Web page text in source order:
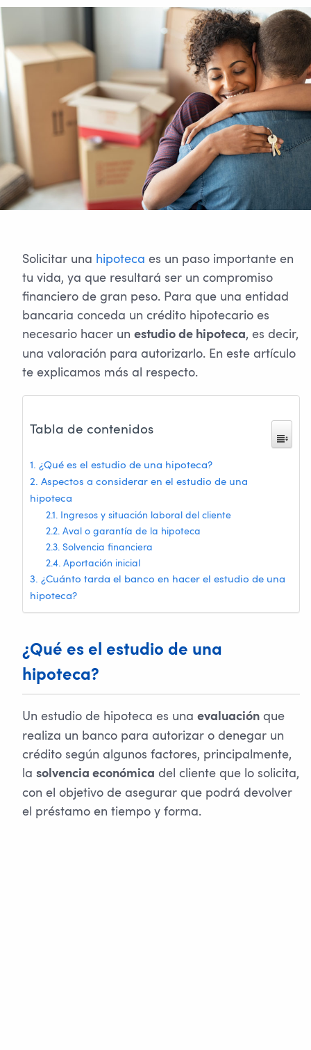
Solicitar una hipoteca es un paso importante en
tu vida, ya que resultará ser un compromiso
financiero de gran peso. Para que una entidad
bancaria conceda un crédito hipotecario es
necesario hacer un estudio de hipoteca, es decir,
una valoración para autorizarlo. En este artículo
te explicamos más al respecto.
Tabla de contenidos
¿Qué es el estudio de una hipoteca?
Aspectos a considerar en el estudio de una
hipoteca
Ingresos y situación laboral del cliente
Aval o garantía de la hipoteca
Solvencia financiera
Aportación inicial
¿Cuánto tarda el banco en hacer el estudio de una
hipoteca?
¿Qué es el estudio de una
hipoteca?
Un estudio de hipoteca es una evaluación que
realiza un banco para autorizar o denegar un
crédito según algunos factores, principalmente,
la solvencia económica del cliente que lo solicita,
con el objetivo de asegurar que podrá devolver
el préstamo en tiempo y forma.